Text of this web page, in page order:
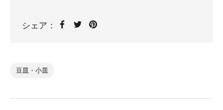
シェア：
豆皿・小皿